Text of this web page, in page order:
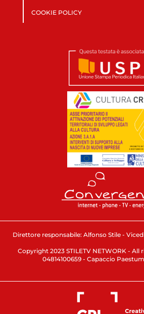
COOKIE POLICY
Direttore responsabile: Alfonso Stile -
Copyright 2023 STILETV NETWORK - All
04814100659 - Capaccio